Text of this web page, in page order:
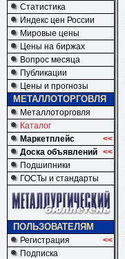
Статистика
Индекс цен России
Мировые цены
Цены на биржах
Вопрос месяца
Публикации
Цены и прогнозы
МЕТАЛЛОТОРГОВЛЯ
Металлоторговля
Каталог
Маркетплейс
<<
Доска объявлений <<
Подшипники
ГОСТы и стандарты
ПОЛЬЗОВАТЕЛЯМ
Регистрация
<<
Подписка